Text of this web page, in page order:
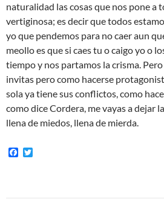
naturalidad las cosas que nos pone a
vertiginosa; es decir que todos
yo que pendemos para no caer aun
meollo es que si caes tu o caigo yo o
tiempo y nos partamos la crisma.
invitas pero como hacerse
sola ya tiene sus conflictos, como
como dice Cordera, me vayas a dejar
llena de miedos, llena de mierda.
F